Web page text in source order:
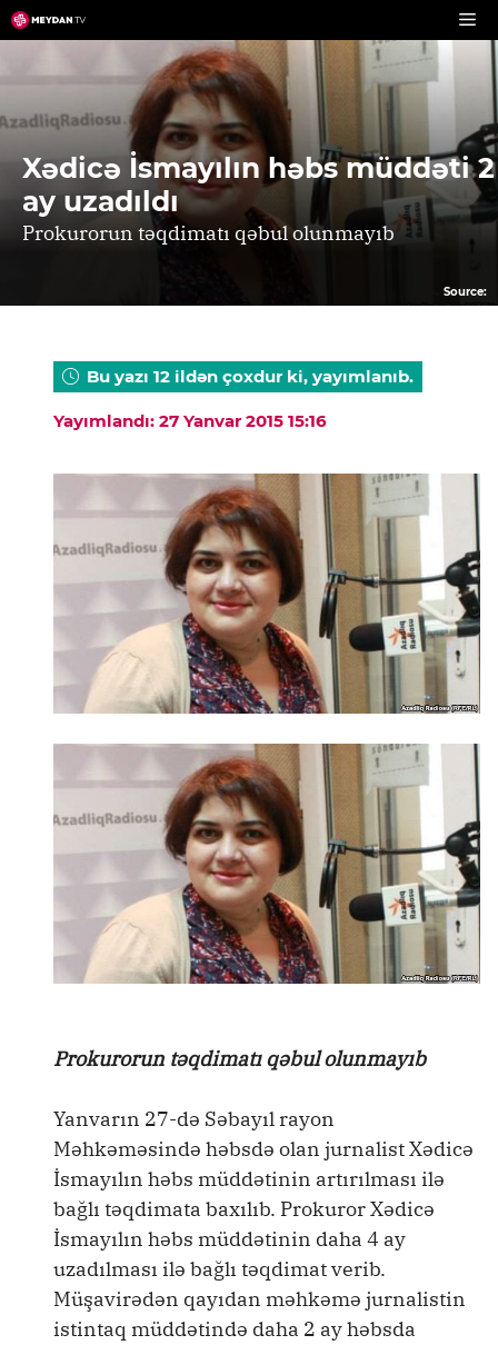
Skip
to
content
Xədicə İsmayılın həbs müddəti 2
ay uzadıldı
Prokurorun təqdimatı qəbul olunmayıb
Source:
Bu yazı 12 ildən çoxdur ki, yayımlanıb.
Yayımlandı: 27 Yanvar 2015 15:16
Prokurorun təqdimatı qəbul olunmayıb
Yanvarın 27-də Səbayıl rayon
Məhkəməsində həbsdə olan jurnalist Xədicə
İsmayılın həbs müddətinin artırılması ilə
bağlı təqdimata baxılıb. Prokuror Xədicə
İsmayılın həbs müddətinin daha 4 ay
uzadılması ilə bağlı təqdimat verib.
Müşavirədən qayıdan məhkəmə jurnalistin
istintaq müddətində daha 2 ay həbsda